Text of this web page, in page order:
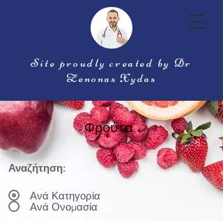
Site proudly created by Dr
Zenonas Xydas
Φρούτα
Αναζήτηση:
Ανά Κατηγορία
Ανά Ονομασία